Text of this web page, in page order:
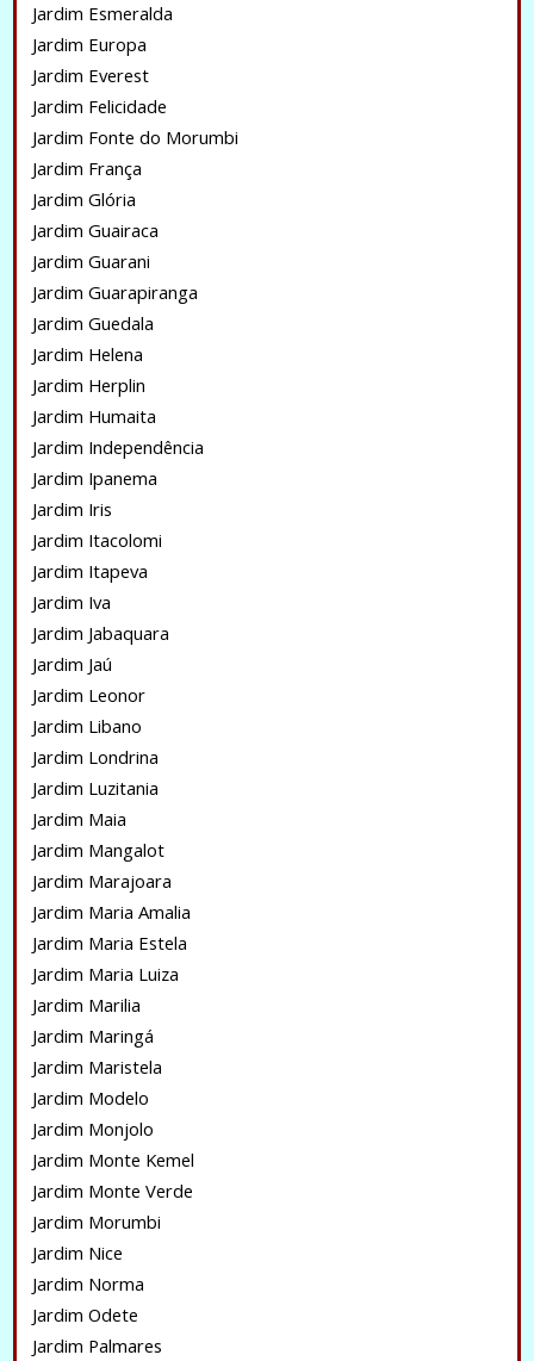
Jardim Esmeralda
Jardim Europa
Jardim Everest
Jardim Felicidade
Jardim Fonte do Morumbi
Jardim França
Jardim Glória
Jardim Guairaca
Jardim Guarani
Jardim Guarapiranga
Jardim Guedala
Jardim Helena
Jardim Herplin
Jardim Humaita
Jardim Independência
Jardim Ipanema
Jardim Iris
Jardim Itacolomi
Jardim Itapeva
Jardim Iva
Jardim Jabaquara
Jardim Jaú
Jardim Leonor
Jardim Libano
Jardim Londrina
Jardim Luzitania
Jardim Maia
Jardim Mangalot
Jardim Marajoara
Jardim Maria Amalia
Jardim Maria Estela
Jardim Maria Luiza
Jardim Marilia
Jardim Maringá
Jardim Maristela
Jardim Modelo
Jardim Monjolo
Jardim Monte Kemel
Jardim Monte Verde
Jardim Morumbi
Jardim Nice
Jardim Norma
Jardim Odete
Jardim Palmares